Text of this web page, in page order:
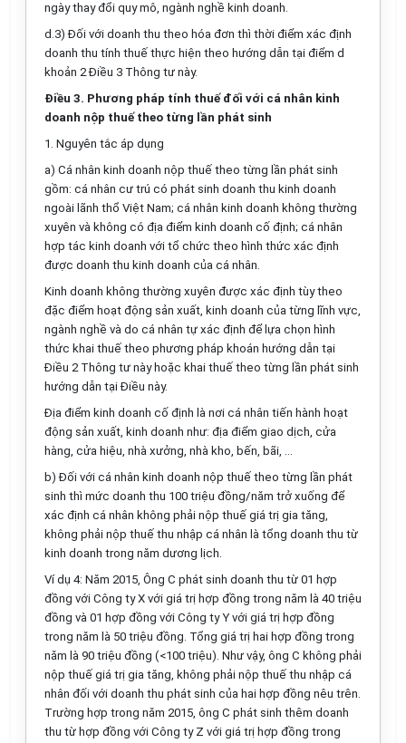
ngày thay đổi quy mô, ngành nghề kinh doanh.
d.3) Đối với doanh thu theo hóa đơn thì thời điểm xác định
doanh thu tính thuế thực hiện theo hướng dẫn tại điểm d
khoản 2 Điều 3 Thông tư này.
Điều 3. Phương pháp tính thuế đối với cá nhân kinh
doanh nộp thuế theo từng lần phát sinh
1. Nguyên tắc áp dụng
a) Cá nhân kinh doanh nộp thuế theo từng lần phát sinh
gồm: cá nhân cư trú có phát sinh doanh thu kinh doanh
ngoài lãnh thổ Việt Nam; cá nhân kinh doanh không thường
xuyên và không có địa điểm kinh doanh cố định; cá nhân
hợp tác kinh doanh với tổ chức theo hình thức xác định
được doanh thu kinh doanh của cá nhân.
Kinh doanh không thường xuyên được xác định tùy theo
đặc điểm hoạt động sản xuất, kinh doanh của từng lĩnh vực,
ngành nghề và do cá nhân tự xác định để lựa chọn hình
thức khai thuế theo phương pháp khoán hướng dẫn tại
Điều 2 Thông tư này hoặc khai thuế theo từng lần phát sinh
hướng dẫn tại Điều này.
Địa điểm kinh doanh cố định là nơi cá nhân tiến hành hoạt
động sản xuất, kinh doanh như: địa điểm giao dịch, cửa
hàng, cửa hiệu, nhà xưởng, nhà kho, bến, bãi, ...
b) Đối với cá nhân kinh doanh nộp thuế theo từng lần phát
sinh thì mức doanh thu 100 triệu đồng/năm trở xuống để
xác định cá nhân không phải nộp thuế giá trị gia tăng,
không phải nộp thuế thu nhập cá nhân là tổng doanh thu từ
kinh doanh trong năm dương lịch.
Ví dụ 4: Năm 2015, Ông C phát sinh doanh thu từ 01 hợp
đồng với Công ty X với giá trị hợp đồng trong năm là 40 triệu
đồng và 01 hợp đồng với Công ty Y với giá trị hợp đồng
trong năm là 50 triệu đồng. Tổng giá trị hai hợp đồng trong
năm là 90 triệu đồng (<100 triệu). Như vậy, ông C không phải
nộp thuế giá trị gia tăng, không phải nộp thuế thu nhập cá
nhân đối với doanh thu phát sinh của hai hợp đồng nêu trên.
Trường hợp trong năm 2015, ông C phát sinh thêm doanh
thu từ hợp đồng với Công ty Z với giá trị hợp đồng trong